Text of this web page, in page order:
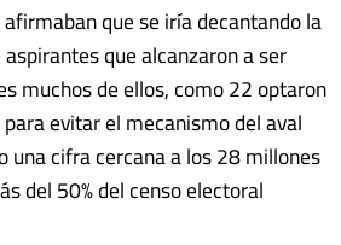
que se iría decantando la
que alcanzaron a ser
muchos de ellos, como 22 optaron
evitar el mecanismo del aval
una cifra cercana a los 28 millones
del 50% del censo electoral